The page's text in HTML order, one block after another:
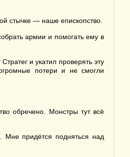
стычке — наше епископство.
армии и помогать ему в
и укатил проверять эту
потери и не смогли
обречено. Монстры тут всё
Мне придётся подняться над